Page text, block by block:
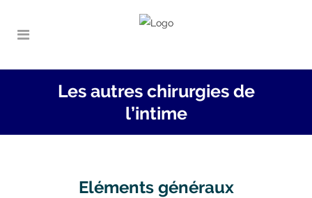
Les autres chirurgies de
l’intime
Eléments généraux